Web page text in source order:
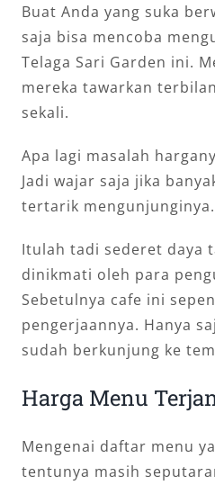
Buat Anda yang suka
saja bisa mencoba
Telaga Sari Garden ini.
mereka tawarkan
sekali.
Apa lagi masalah
Jadi wajar saja jika
tertarik mengunjunginya.
Itulah tadi sederet daya
dinikmati oleh para
Sebetulnya cafe ini
pengerjaannya. Hanya
sudah berkunjung ke
Harga Menu
Mengenai daftar menu
tentunya masih